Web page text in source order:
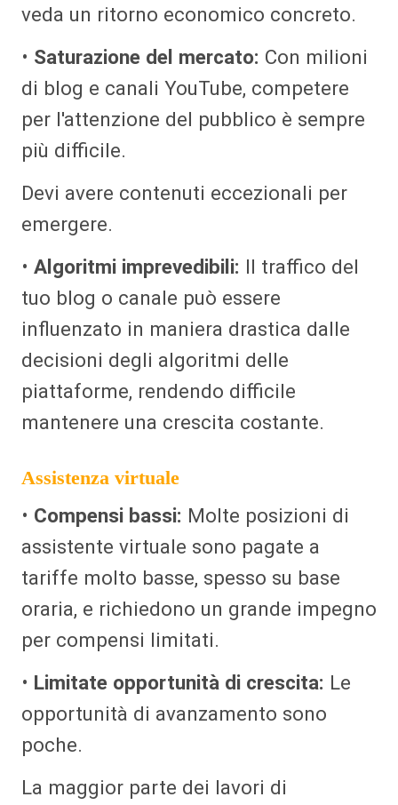
veda un ritorno economico concreto.
• Saturazione del mercato: Con milioni
di blog e canali YouTube, competere
per l'attenzione del pubblico è sempre
più difficile.
Devi avere contenuti eccezionali per
emergere.
• Algoritmi imprevedibili: Il traffico del
tuo blog o canale può essere
influenzato in maniera drastica dalle
decisioni degli algoritmi delle
piattaforme, rendendo difficile
mantenere una crescita costante.
Assistenza virtuale
• Compensi bassi: Molte posizioni di
assistente virtuale sono pagate a
tariffe molto basse, spesso su base
oraria, e richiedono un grande impegno
per compensi limitati.
• Limitate opportunità di crescita: Le
opportunità di avanzamento sono
poche.
La maggior parte dei lavori di